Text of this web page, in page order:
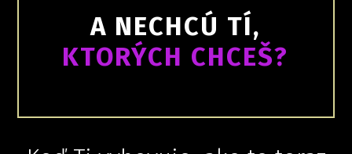
A NECHCÚ TÍ,
KTORÝCH CHCEŠ?